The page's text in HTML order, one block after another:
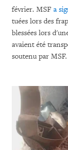
février. MSF a
tuées lors des
blessées lors
avaient été
soutenu par MSF.